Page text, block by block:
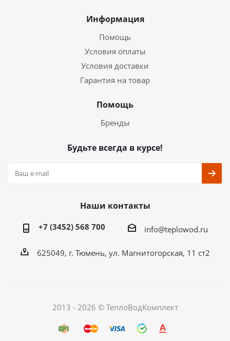
Информация
Помощь
Условия оплаты
Условия доставки
Гарантия на товар
Помощь
Бренды
Будьте всегда в курсе!
Наши контакты
+7 (3452) 568 700 info@teplowod.ru
​625049, г. Тюмень, ул. Магнитогорская, 11 ст2
2013 - 2026 © ТеплоВодКомплект